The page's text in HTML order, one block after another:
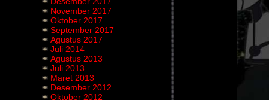
November 2017
Oktober 2017
September 2017
Agustus 2017
Juli 2014
Agustus 2013
Juli 2013
Maret 2013
Desember 2012
Oktober 2012